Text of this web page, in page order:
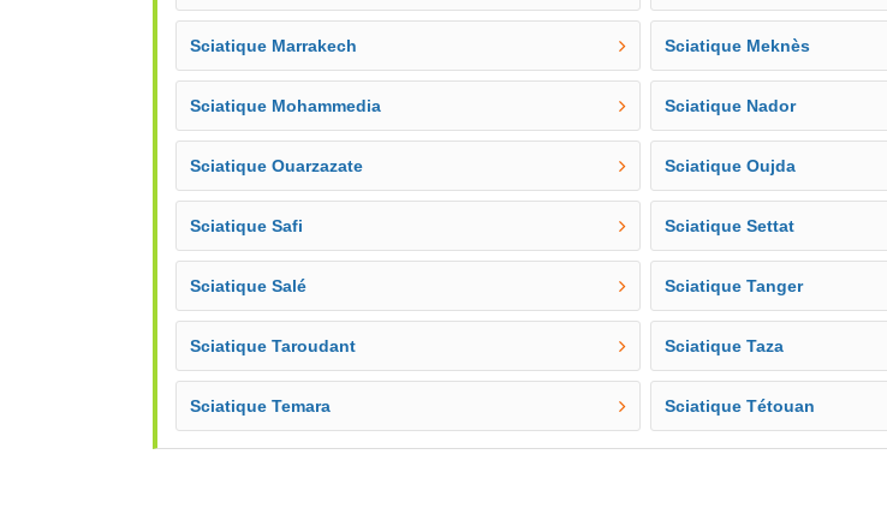
Sciatique Marrakech Sciatique Meknès
Sciatique Mohammedia Sciatique Nador
Sciatique Ouarzazate Sciatique Oujda
Sciatique Safi Sciatique Settat
Sciatique Salé Sciatique Tanger
Sciatique Taroudant Sciatique Taza
Sciatique Temara Sciatique Tétouan